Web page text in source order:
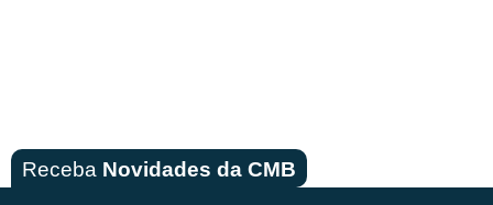
Receba Novidades da CMB